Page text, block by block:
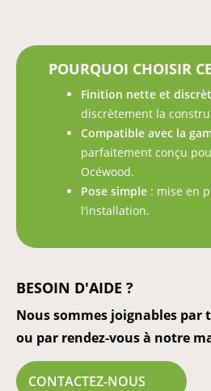
POURQUOI CHOISIR
Finition nette et
discrètement la
Compatible avec la
parfaitement conçu
Océwood.
Pose simple : mise en
l’installation.
BESOIN D'AIDE ?
Nous sommes joignables par
ou par rendez-vous à notre
CONTACTEZ-NOUS